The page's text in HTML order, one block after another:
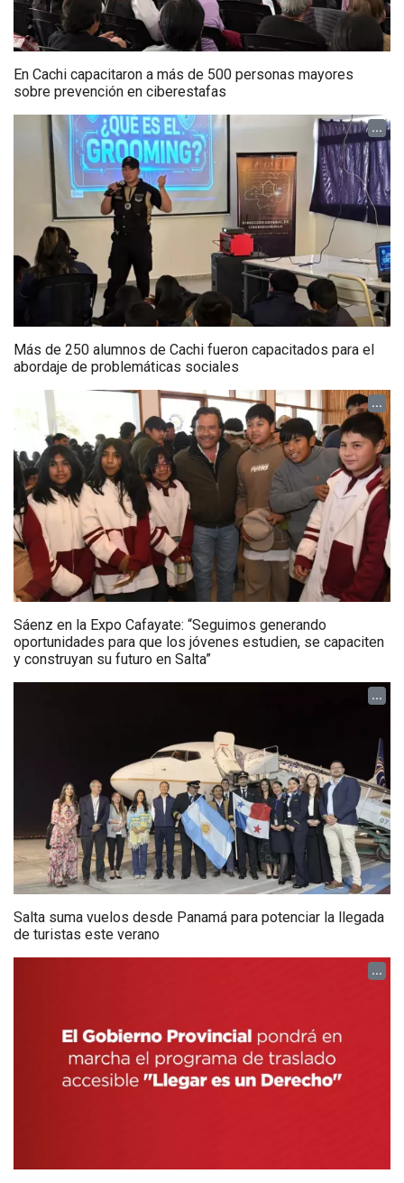
En Cachi capacitaron a más de 500 personas mayores
sobre prevención en ciberestafas
...
Más de 250 alumnos de Cachi fueron capacitados para el
abordaje de problemáticas sociales
...
Sáenz en la Expo Cafayate: “Seguimos generando
oportunidades para que los jóvenes estudien, se capaciten
y construyan su futuro en Salta”
...
Salta suma vuelos desde Panamá para potenciar la llegada
de turistas este verano
...